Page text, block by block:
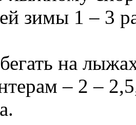
зимы 1 – 3
на
– 2 –